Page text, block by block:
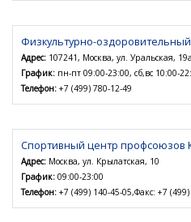
Физкультурно-
Адрес: 107241, Москва, ул. Уральская, 19а
График: пн-пт 09:00-23:00, сб,вс 10:00-
Телефон: +7 (499) 780-12-49
Спортивный центр профсоюзов
Адрес: Москва, ул. Крылатская, 10
График: 09:00-23:00
Телефон: +7 (499) 140-45-05,Факс: +7